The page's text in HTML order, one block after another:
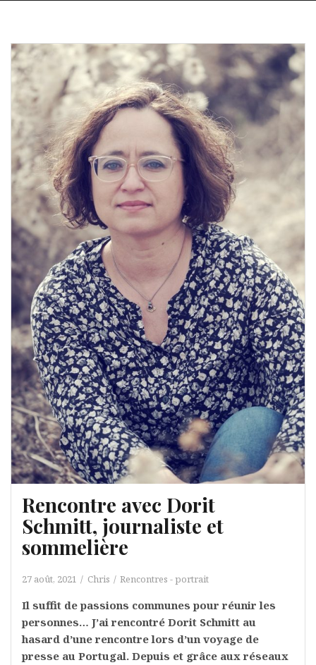
Rencontre avec Dorit
Schmitt, journaliste et
sommelière
27 août, 2021 Chris Rencontres - portrait
Il suffit de passions communes pour réunir les
personnes… J’ai rencontré Dorit Schmitt au
hasard d’une rencontre lors d’un voyage de
presse au Portugal. Depuis et grâce aux réseaux